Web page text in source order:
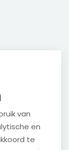
van
en
te